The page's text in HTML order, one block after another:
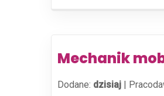
Mechanik
Dodane: dzisiaj |